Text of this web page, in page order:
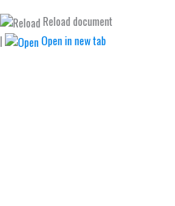
Reload document
|
Open in new tab